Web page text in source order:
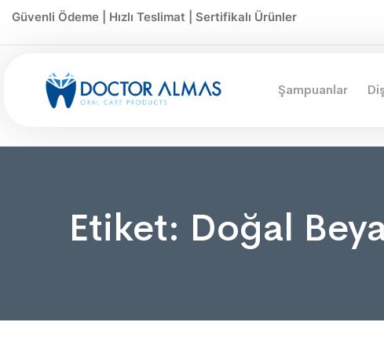
Güvenli Ödeme | Hızlı Teslimat | Sertifikalı Ürünler
Şampuanlar
Etiket: Doğal